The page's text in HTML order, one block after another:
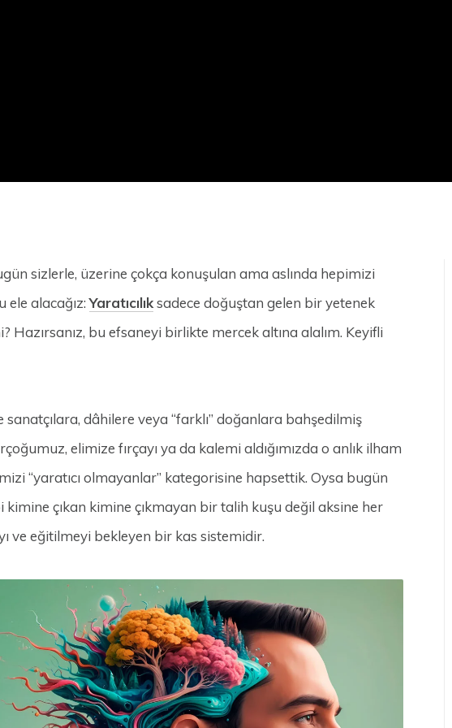
sizlerle, üzerine çokça konuşulan ama aslında hepimizi
ele alacağız:Yaratıcılıksadece doğuştan gelen bir yetenek
bu efsaneyi birlikte mercek altına alalım. Keyifli
sanatçılara, dâhilere veya “farklı” doğanlara bahşedilmiş
elimize fırçayı ya da kalemi aldığımızda o anlık ilham
“yaratıcı olmayanlar” kategorisine hapsettik. Oysa bugün
kimine çıkan kimine çıkmayan bir talih kuşu değil aksine her
ve eğitilmeyi bekleyen bir kas sistemidir.